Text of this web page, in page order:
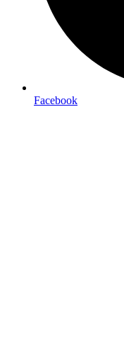
Facebook